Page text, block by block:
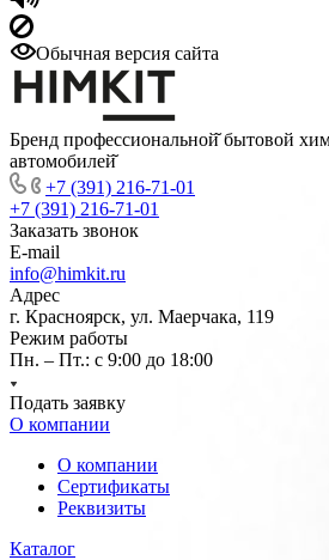
Обычная версия сайта
Бренд профессиональной̆ бытовой
автомобилей̆
+7 (391) 216-71-01
+7 (391) 216-71-01
Заказать звонок
E-mail
info@himkit.ru
Адрес
г. Красноярск, ул. Маерчака, 119
Режим работы
Пн. – Пт.: с 9:00 до 18:00
Подать заявку
О компании
О компании
Сертификаты
Реквизиты
Каталог